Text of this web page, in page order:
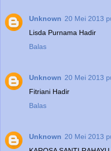
Unknown 20 Mei 2013
Lisda Purnama Hadir
Balas
Unknown 20 Mei 2013
Fitriani Hadir
Balas
Unknown 20 Mei 2013